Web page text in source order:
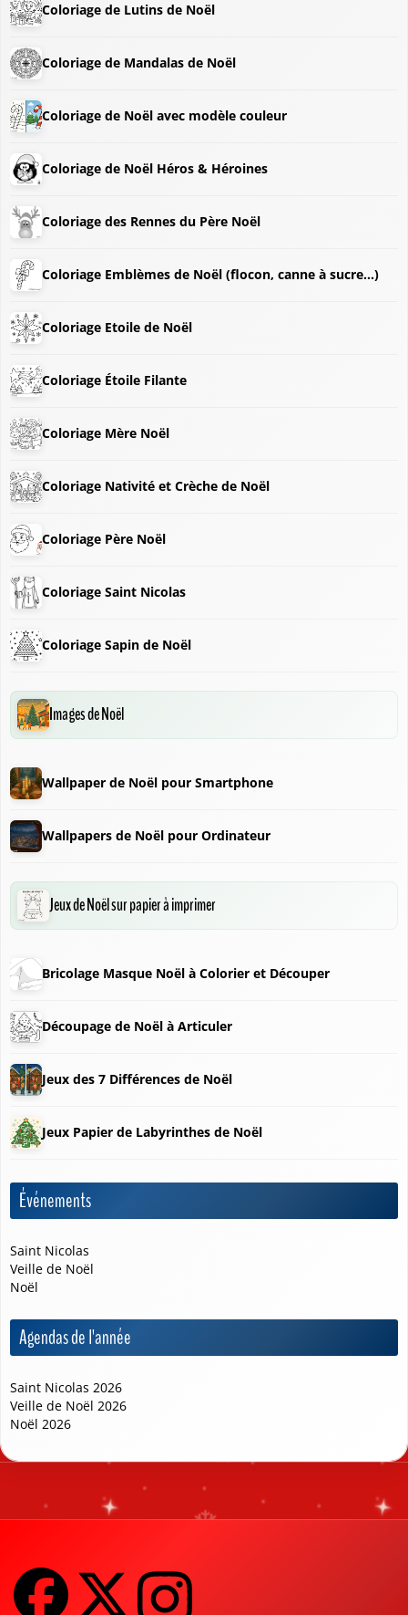
Coloriage de Lutins de Noël
Coloriage de Mandalas de Noël
Coloriage de Noël avec modèle couleur
Coloriage de Noël Héros & Héroines
Coloriage des Rennes du Père Noël
Coloriage Emblèmes de Noël (flocon, canne à sucre...)
Coloriage Etoile de Noël
Coloriage Étoile Filante
Coloriage Mère Noël
Coloriage Nativité et Crèche de Noël
Coloriage Père Noël
Coloriage Saint Nicolas
Coloriage Sapin de Noël
Images de Noël
Wallpaper de Noël pour Smartphone
Wallpapers de Noël pour Ordinateur
Jeux de Noël sur papier à imprimer
Bricolage Masque Noël à Colorier et Découper
Découpage de Noël à Articuler
Jeux des 7 Différences de Noël
Jeux Papier de Labyrinthes de Noël
Événements
Saint Nicolas
Veille de Noël
Noël
Agendas de l'année
Saint Nicolas 2026
Veille de Noël 2026
Noël 2026